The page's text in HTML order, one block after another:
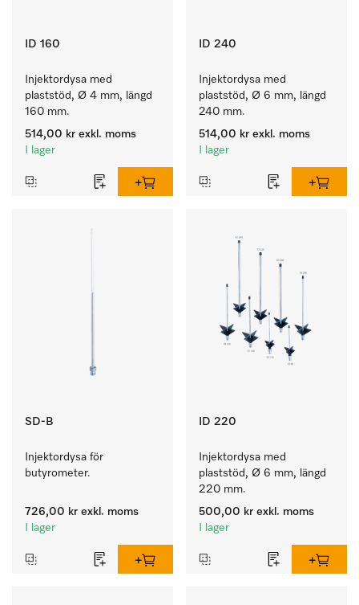
ID 160
Injektordysa med
plaststöd, Ø 4 mm, längd
160 mm.
514,00 kr exkl. moms
I lager
ID 240
Injektordysa med
plaststöd, Ø 6 mm, längd
240 mm.
514,00 kr exkl. moms
I lager
SD-B
Injektordysa för
butyrometer.
726,00 kr exkl. moms
I lager
ID 220
Injektordysa med
plaststöd, Ø 6 mm, längd
220 mm.
500,00 kr exkl. moms
I lager